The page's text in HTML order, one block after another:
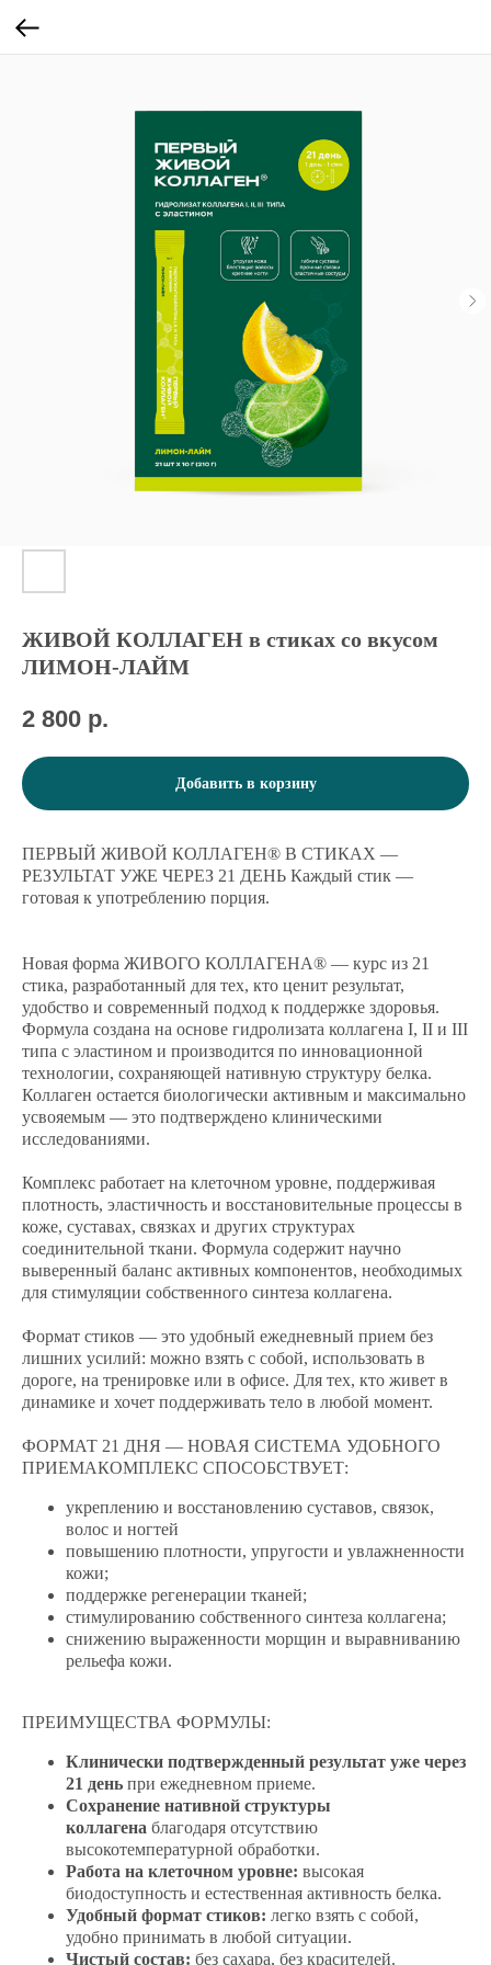
ЖИВОЙ КОЛЛАГЕН в стиках со вкусом
ЛИМОН-ЛАЙМ
2 800 р.
Добавить в корзину
ПЕРВЫЙ ЖИВОЙ КОЛЛАГЕН® В СТИКАХ —
РЕЗУЛЬТАТ УЖЕ ЧЕРЕЗ 21 ДЕНЬ Каждый стик —
готовая к употреблению порция.
Новая форма ЖИВОГО КОЛЛАГЕНА® — курс из 21
стика, разработанный для тех, кто ценит результат,
удобство и современный подход к поддержке здоровья.
Формула создана на основе гидролизата коллагена I, II и III
типа с эластином и производится по инновационной
технологии, сохраняющей нативную структуру белка.
Коллаген остается биологически активным и максимально
усвояемым — это подтверждено клиническими
исследованиями.
Комплекс работает на клеточном уровне, поддерживая
плотность, эластичность и восстановительные процессы в
коже, суставах, связках и других структурах
соединительной ткани. Формула содержит научно
выверенный баланс активных компонентов, необходимых
для стимуляции собственного синтеза коллагена.
Формат стиков — это удобный ежедневный прием без
лишних усилий: можно взять с собой, использовать в
дороге, на тренировке или в офисе. Для тех, кто живет в
динамике и хочет поддерживать тело в любой момент.
ФОРМАТ 21 ДНЯ — НОВАЯ СИСТЕМА УДОБНОГО
ПРИЕМАКОМПЛЕКС СПОСОБСТВУЕТ:
укреплению и восстановлению суставов, связок,
волос и ногтей
повышению плотности, упругости и увлажненности
кожи;
поддержке регенерации тканей;
стимулированию собственного синтеза коллагена;
снижению выраженности морщин и выравниванию
рельефа кожи.
ПРЕИМУЩЕСТВА ФОРМУЛЫ:
Клинически подтвержденный результат уже через
21 день при ежедневном приеме.
Сохранение нативной структуры
коллагена благодаря отсутствию
высокотемпературной обработки.
Работа на клеточном уровне: высокая
биодоступность и естественная активность белка.
Удобный формат стиков: легко взять с собой,
удобно принимать в любой ситуации.
Чистый состав: без сахара, без красителей.